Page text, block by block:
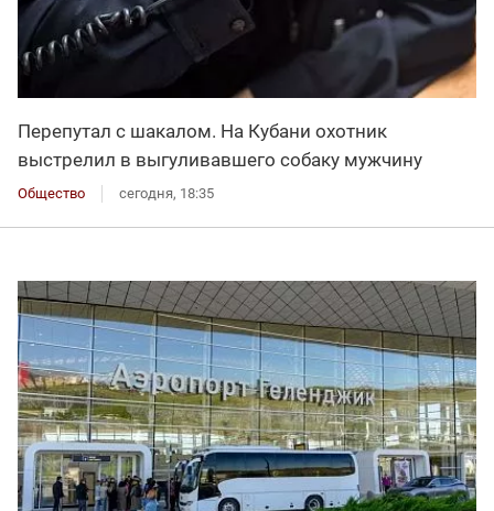
Перепутал с шакалом. На Кубани охотник
выстрелил в выгуливавшего собаку мужчину
Общество сегодня, 18:35